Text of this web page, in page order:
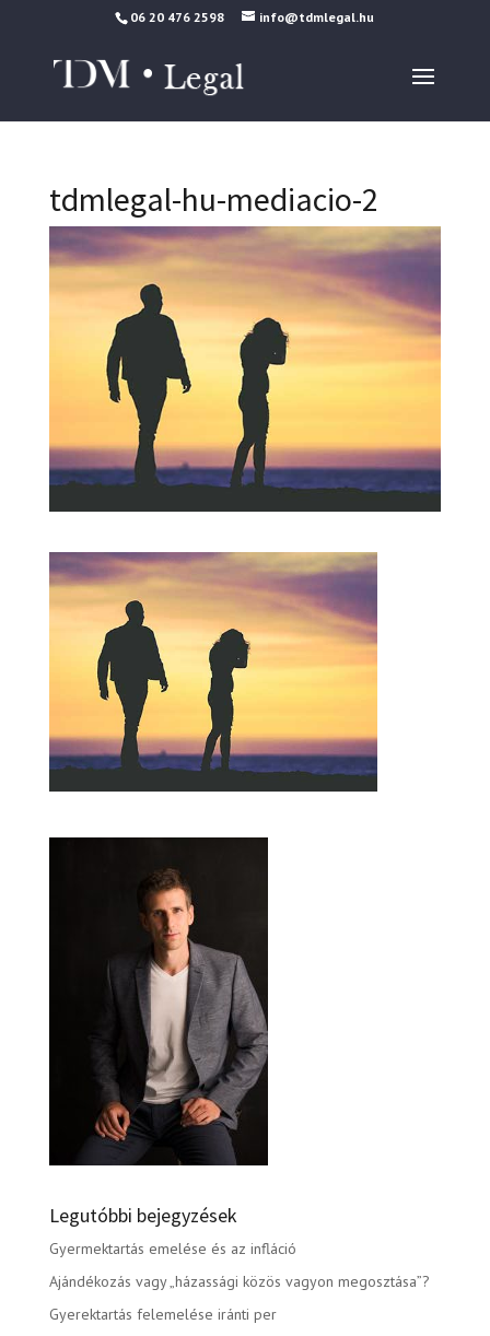
06 20 476 2598 info@tdmlegal.hu
tdmlegal-hu-mediacio-2
Legutóbbi bejegyzések
Gyermektartás emelése és az infláció
Ajándékozás vagy „házassági közös vagyon megosztása”?
Gyerektartás felemelése iránti per